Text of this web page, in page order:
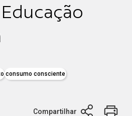
consumo consciente
Compartilhar